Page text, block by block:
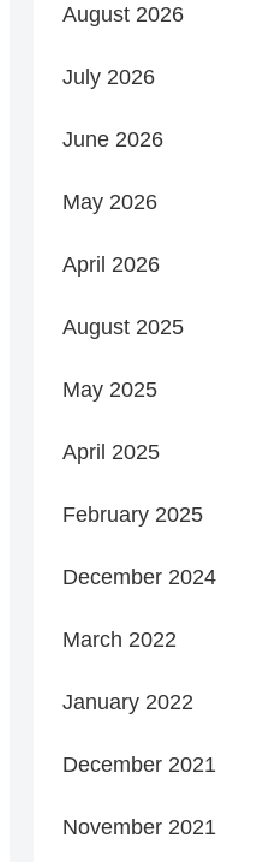
August 2026
July 2026
June 2026
May 2026
April 2026
August 2025
May 2025
April 2025
February 2025
December 2024
March 2022
January 2022
December 2021
November 2021